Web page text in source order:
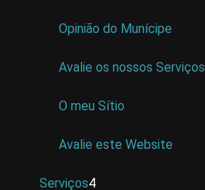
Opinião do Munícipe
Avalie os nossos Serviços
O meu Sítio
Avalie este Website
Serviços4